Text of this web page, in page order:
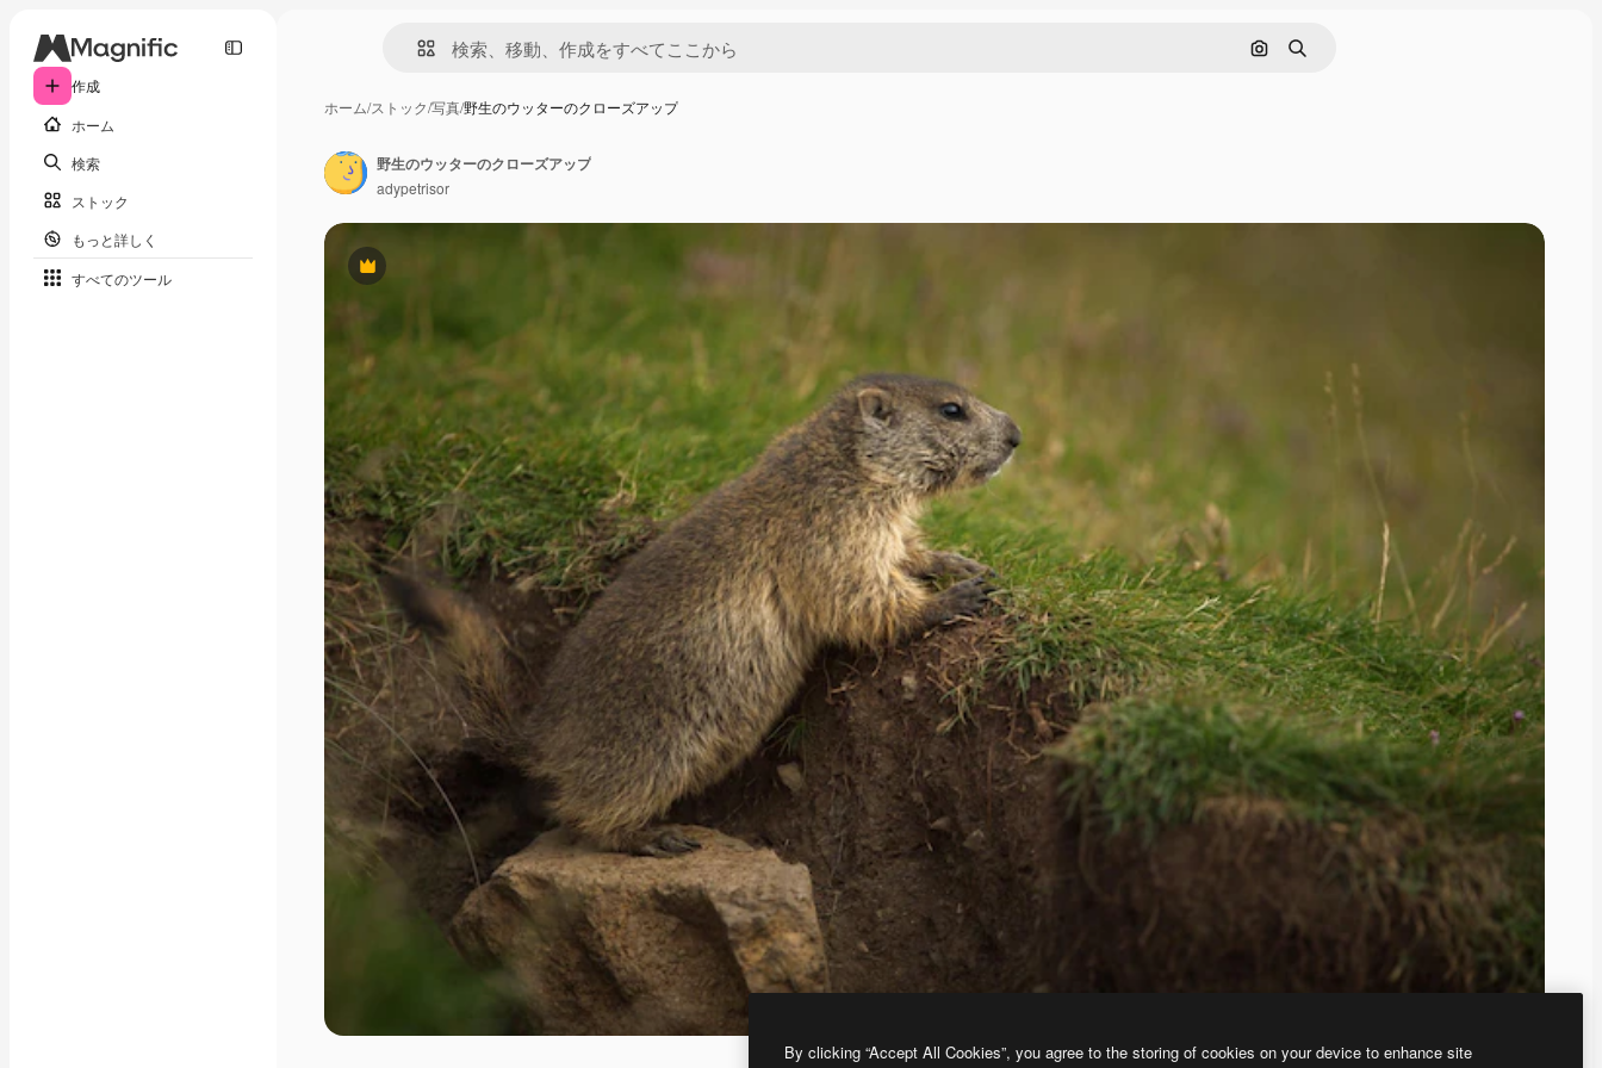
作成
ホーム
検索
ストック
もっと詳しく
すべてのツール
画像で検索
検索
ホーム/ストック/写真/野生のウッターのクローズアップ
Premium
野生のウッターのクローズアップ
adypetrisor
By clicking “Accept All Cookies”, you agree to the storing of cookies on your device to enhance site